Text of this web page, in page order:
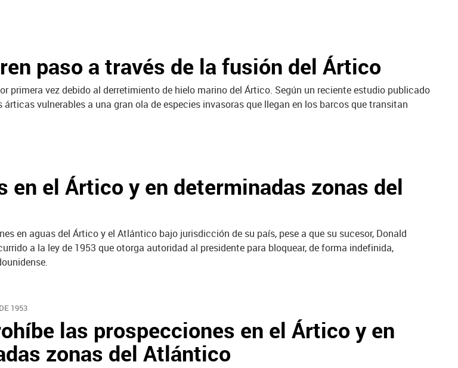
paso a través de la fusión del Ártico
vez debido al derretimiento de hielo marino del Ártico. Según un reciente estudio publicado
vulnerables a una gran ola de especies invasoras que llegan en los barcos que transitan
en el Ártico y en determinadas zonas del
en aguas del Ártico y el Atlántico bajo jurisdicción de su país, pese a que su sucesor, Donald
a la ley de 1953 que otorga autoridad al presidente para bloquear, de forma indefinida,
1953
las prospecciones en el Ártico y en
zonas del Atlántico